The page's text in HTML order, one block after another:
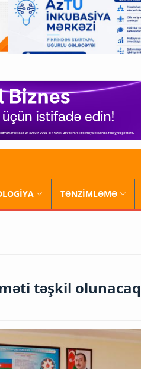
TƏNZİMLƏMƏ
təşkil olunacaq